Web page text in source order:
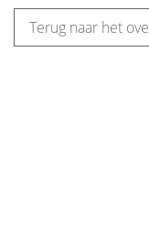
Terug naar het